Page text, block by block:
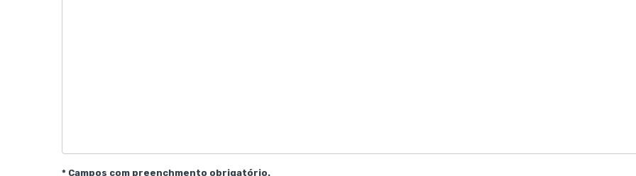
* Campos com preenchmento obrigatório.